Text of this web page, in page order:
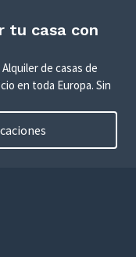
tu casa con
de casas de
en toda Europa. Sin